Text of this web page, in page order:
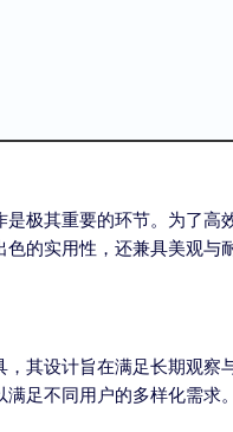
极其重要的环节。为了高
的实用性，还兼具美观与
其设计旨在满足长期观察
满足不同用户的多样化需求。